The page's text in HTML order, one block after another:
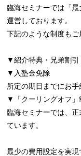
臨海セミナーでは「
運営しております。
下記のような制度もご
▼紹介特典・兄弟割引
▼入塾金免除
所定の期日までにお
▼「クーリングオフ」
臨海セミナーでは、
ています。
最少の費用設定を実